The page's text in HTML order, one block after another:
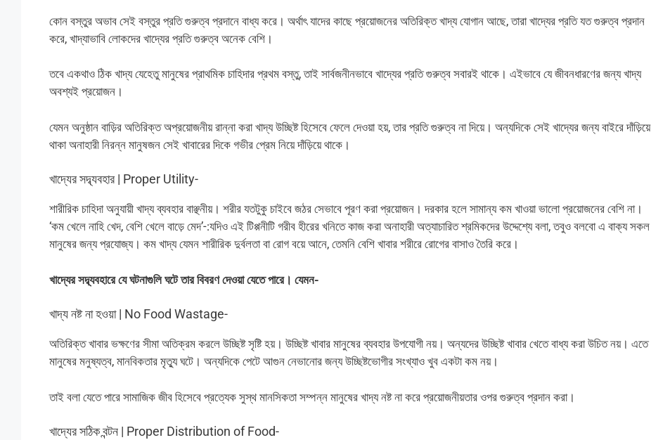
কোন বস্তুর অভাব সেই বস্তুর প্রতি গুরুত্ব প্রদানে বাধ্য করে। অর্থাৎ যাদের কাছে প্রয়োজনের অতিরিক্ত খাদ্য যোগান আছে, তারা খাদ্যের প্রতি যত গুরুত্ব প্রদান
করে, খাদ্যাভাবি লোকদের খাদ্যের প্রতি গুরুত্ব অনেক বেশি।
তবে একথাও ঠিক খাদ্য যেহেতু মানুষের প্রাথমিক চাহিদার প্রথম বস্তু, তাই সার্বজনীনভাবে খাদ্যের প্রতি গুরুত্ব সবারই থাকে। এইভাবে যে জীবনধারণের জন্য খাদ্য
অবশ্যই প্রয়োজন।
যেমন অনুষ্ঠান বাড়ির অতিরিক্ত অপ্রয়োজনীয় রান্না করা খাদ্য উচ্ছিষ্ট হিসেবে ফেলে দেওয়া হয়, তার প্রতি গুরুত্ব না দিয়ে। অন্যদিকে সেই খাদ্যের জন্য বাইরে দাঁড়িয়ে
থাকা অনাহারী নিরন্ন মানুষজন সেই খাবারের দিকে গভীর প্রেম নিয়ে দাঁড়িয়ে থাকে।
খাদ্যের সদ্ব্যবহার | Proper Utility-
শারীরিক চাহিদা অনুযায়ী খাদ্য ব্যবহার বাঞ্ছনীয়। শরীর যতটুকু চাইবে জঠর সেভাবে পূরণ করা প্রয়োজন। দরকার হলে সামান্য কম খাওয়া ভালো প্রয়োজনের বেশি না।
‘কম খেলে নাহি খেদ, বেশি খেলে বাড়ে মেদ’-:যদিও এই টিপ্পনীটি গরীব হীরের খনিতে কাজ করা অনাহারী অত্যাচারিত শ্রমিকদের উদ্দেশ্যে বলা, তবুও বলবো এ বাক্য সকল
মানুষের জন্য প্রযোজ্য। কম খাদ্য যেমন শারীরিক দুর্বলতা বা রোগ বয়ে আনে, তেমনি বেশি খাবার শরীরে রোগের বাসাও তৈরি করে।
খাদ্যের সদ্ব্যবহারে যে ঘটনাগুলি ঘটে তার বিবরণ দেওয়া যেতে পারে। যেমন-
খাদ্য নষ্ট না হওয়া | No Food Wastage-
অতিরিক্ত খাবার ভক্ষণের সীমা অতিক্রম করলে উচ্ছিষ্ট সৃষ্টি হয়। উচ্ছিষ্ট খাবার মানুষের ব্যবহার উপযোগী নয়। অন্যদের উচ্ছিষ্ট খাবার খেতে বাধ্য করা উচিত নয়। এতে
মানুষের মনুষ্যত্ব, মানবিকতার মৃত্যু ঘটে। অন্যদিকে পেটে আগুন নেভানোর জন্য উচ্ছিষ্টভোগীর সংখ্যাও খুব একটা কম নয়।
তাই বলা যেতে পারে সামাজিক জীব হিসেবে প্রত্যেক সুস্থ মানসিকতা সম্পন্ন মানুষের খাদ্য নষ্ট না করে প্রয়োজনীয়তার ওপর গুরুত্ব প্রদান করা।
খাদ্যের সঠিক বন্টন | Proper Distribution of Food-